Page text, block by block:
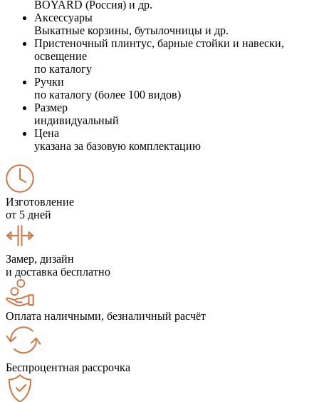
BOYARD (Россия) и др.
Аксессуары
Выкатные корзины, бутылочницы и др.
Пристеночный плинтус, барные стойки и навески,
освещение
по каталогу
Ручки
по каталогу (более 100 видов)
Размер
индивидуальный
Цена
указана за базовую комплектацию
Изготовление
от 5 дней
Замер, дизайн
и доставка бесплатно
Оплата наличными, безналичный расчёт
Беспроцентная рассрочка